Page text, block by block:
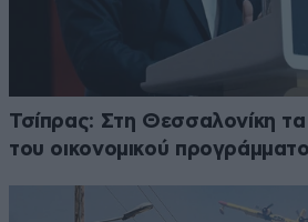
Τσίπρας: Στη Θεσσαλονίκη
του οικονομικού